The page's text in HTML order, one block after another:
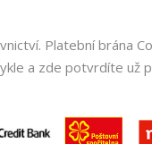
Platební brána
a zde potvrdíte už